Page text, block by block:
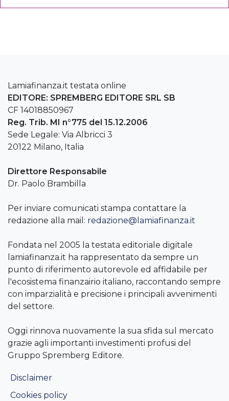
Lamiafinanza.it testata online
EDITORE: SPREMBERG EDITORE SRL SB
CF 14018850967
Reg. Trib. MI n°775 del 15.12.2006
Sede Legale: Via Albricci 3
20122 Milano, Italia
Direttore Responsabile
Dr. Paolo Brambilla
Per inviare comunicati stampa contattare la
redazione alla mail: redazione@lamiafinanza.it
Fondata nel 2005 la testata editoriale digitale
lamiafinanza.it ha rappresentato da sempre un
punto di riferimento autorevole ed affidabile per
l'ecosistema finanzairio italiano, raccontando sempre
con imparzialità e precisione i principali avvenimenti
del settore.
Oggi rinnova nuovamente la sua sfida sul mercato
grazie agli importanti investimenti profusi del
Gruppo Spremberg Editore.
Disclaimer
Cookies policy